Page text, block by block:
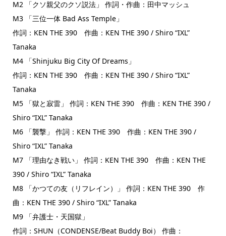
M2 「クソ親父のクソ説法」 作詞・作曲：田中マッシュ
M3 「三位一体 Bad Ass Temple」
作詞：KEN THE 390 作曲：KEN THE 390 / Shiro “IXL”
Tanaka
M4 「Shinjuku Big City Of Dreams」
作詞：KEN THE 390 作曲：KEN THE 390 / Shiro “IXL”
Tanaka
M5 「獄と寂雷」 作詞：KEN THE 390 作曲：KEN THE 390 /
Shiro “IXL” Tanaka
M6 「襲撃」 作詞：KEN THE 390 作曲：KEN THE 390 /
Shiro “IXL” Tanaka
M7 「理由なき戦い」 作詞：KEN THE 390 作曲：KEN THE
390 / Shiro “IXL” Tanaka
M8 「かつての友（リフレイン）」 作詞：KEN THE 390 作
曲：KEN THE 390 / Shiro “IXL” Tanaka
M9 「弁護士・天国獄」
作詞：SHUN（CONDENSE/Beat Buddy Boi） 作曲：